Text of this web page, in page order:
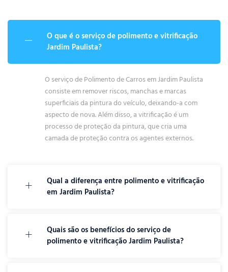
O que é o serviço de polimento e vitrificação
Jardim Paulista?
O serviço de Polimento de Carros em Jardim Paulista
consiste em remover riscos, manchas e marcas
superficiais da pintura do veículo, deixando-a com
aspecto de nova. Além disso, a vitrificação é um
processo de proteção da pintura, que cria uma
camada de proteção contra os agentes externos.
Qual a diferença entre polimento e vitrificação
em Jardim Paulista?
Quais são os benefícios do serviço de
polimento e vitrificação Jardim Paulista?